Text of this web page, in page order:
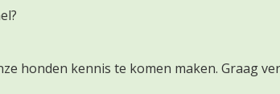
honden kennis te komen maken. Graag